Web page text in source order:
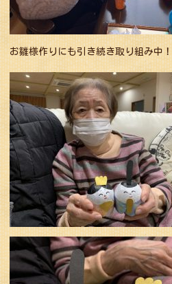
お雛様作りにも引き続き取り組み中！